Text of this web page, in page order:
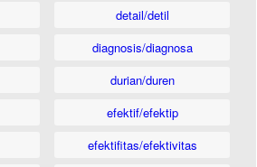
detail/detil
diagnosis/diagnosa
durian/duren
efektif/efektip
efektifitas/efektivitas